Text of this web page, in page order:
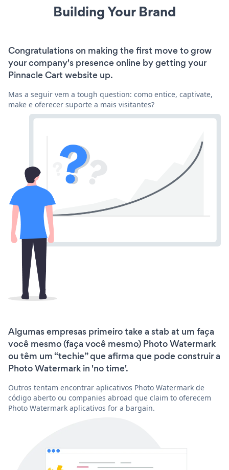
Building Your Brand
Congratulations on making the first move to grow
your company's presence online by getting your
Pinnacle Cart website up.
Mas a seguir vem a tough question: como entice, captivate,
make e oferecer suporte a mais visitantes?
Algumas empresas primeiro take a stab at um faça
você mesmo (faça você mesmo) Photo Watermark
ou têm um “techie” que afirma que pode construir a
Photo Watermark in 'no time'.
Outros tentam encontrar aplicativos Photo Watermark de
código aberto ou companies abroad que claim to oferecem
Photo Watermark aplicativos for a bargain.